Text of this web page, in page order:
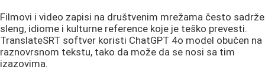
Filmovi i video zapisi na društvenim mrežama često sadrže
sleng, idiome i kulturne reference koje je teško prevesti.
TranslateSRT softver koristi ChatGPT 4o model obučen na
raznovrsnom tekstu, tako da može da se nosi sa tim
izazovima.